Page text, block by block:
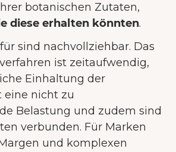
botanischen Zutaten,
diese erhalten könnten.
sind nachvollziehbar. Das
ist zeitaufwendig,
Einhaltung der
eine nicht zu
Belastung und zudem sind
verbunden. Für Marken
und komplexen